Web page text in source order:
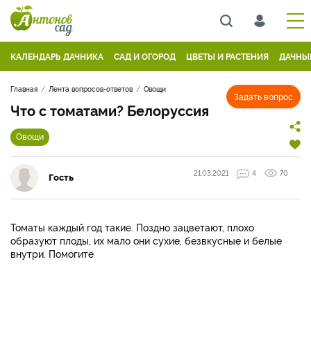
КАЛЕНДАРЬ ДАЧНИКА САД И ОГОРОД ЦВЕТЫ И РАСТЕНИЯ
Задать вопрос
Главная Лента вопросов-ответов Овощи
Что с томатами? Белоруссия
Овощи
Гость 21.03.2021 4 70
Томаты каждый год такие. Поздно зацветают, плохо
образуют плоды, их мало они сухие, безвкусные и белые
внутри. Помогите